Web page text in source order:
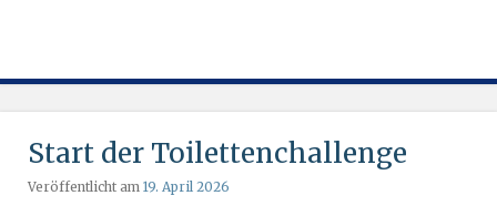
Start der Toilettenchallenge
Veröffentlicht am 19. April 2026